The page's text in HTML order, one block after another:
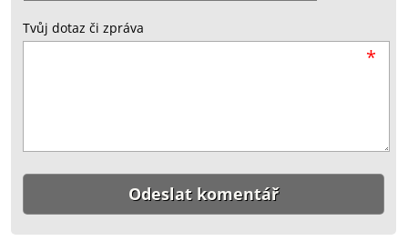
Tvůj dotaz či zpráva
*